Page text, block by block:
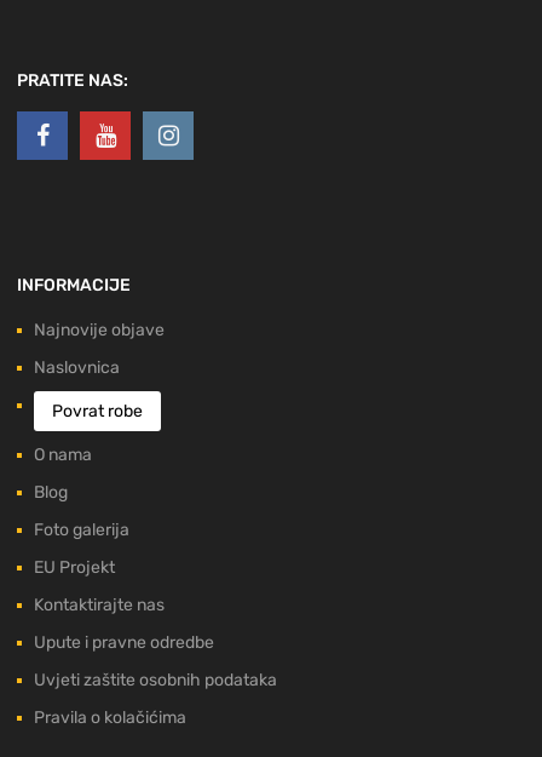
PRATITE NAS:
INFORMACIJE
Najnovije objave
Naslovnica
Povrat robe
O nama
Blog
Foto galerija
EU Projekt
Kontaktirajte nas
Upute i pravne odredbe
Uvjeti zaštite osobnih podataka
Pravila o kolačićima